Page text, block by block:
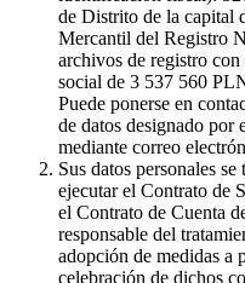
de Distrito de la capital
Mercantil del Registro
archivos de registro
social de 3 537 560
Puede ponerse en
de datos designado por
mediante correo
Sus datos personales
ejecutar el Contrato de
el Contrato de Cuenta
responsable del
adopción de medidas a
celebración de dichos